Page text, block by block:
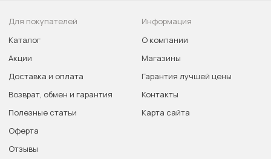
Для покупателей
Каталог
Акции
Доставка и оплата
Возврат, обмен и гарантия
Полезные статьи
Оферта
Отзывы
Информация
О компании
Магазины
Гарантия лучшей цены
Контакты
Карта сайта